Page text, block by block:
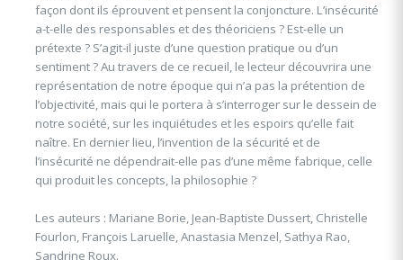
façon dont ils éprouvent et pensent la conjoncture. L’insécurité
a-t-elle des responsables et des théoriciens ? Est-elle un
prétexte ? S’agit-il juste d’une question pratique ou d’un
sentiment ? Au travers de ce recueil, le lecteur découvrira une
représentation de notre époque qui n’a pas la prétention de
l’objectivité, mais qui le portera à s’interroger sur le dessein de
notre société, sur les inquiétudes et les espoirs qu’elle fait
naître. En dernier lieu, l’invention de la sécurité et de
l’insécurité ne dépendrait-elle pas d’une même fabrique, celle
qui produit les concepts, la philosophie ?
Les auteurs : Mariane Borie, Jean-Baptiste Dussert, Christelle
Fourlon, François Laruelle, Anastasia Menzel, Sathya Rao,
Sandrine Roux.